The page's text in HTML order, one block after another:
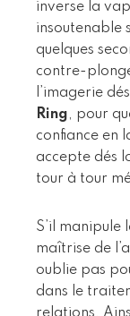
inverse la
insoutenable
quelques
contre-
l’imagerie
Ring, pour
confiance en
accepte dés
tour à tour
S’il manipule
maîtrise de
oublie pas
dans le